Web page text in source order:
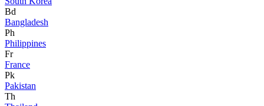
Bd
Bangladesh
Ph
Philippines
Fr
France
Pk
Pakistan
Th